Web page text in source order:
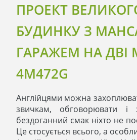
ПРОЕКТ
БУДИНКУ З
ГАРАЖЕМ НА
4M472G
Англійцями можна
звичкам, обговорювати і
бездоганний смак ніхто не
Це стосується всього, а